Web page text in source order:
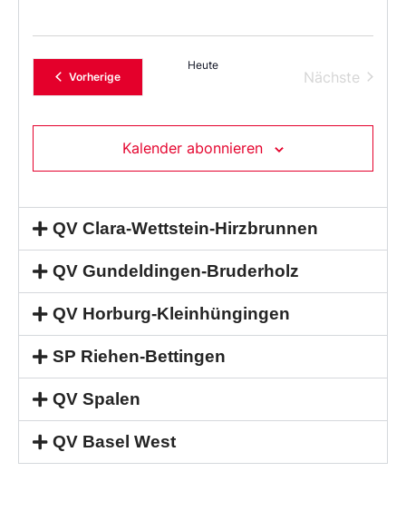
VorherigeVeranstaltungen
Heute
Nächste
Kalender abonnieren
QV Clara-Wettstein-Hirzbrunnen
QV Gundeldingen-Bruderholz
QV Horburg-Kleinhüngingen
SP Riehen-Bettingen
QV Spalen
QV Basel West